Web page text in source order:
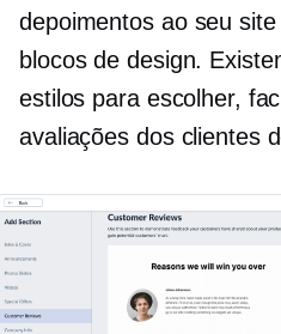
depoimentos ao seu
blocos de design.
estilos para escolher,
avaliações dos clientes